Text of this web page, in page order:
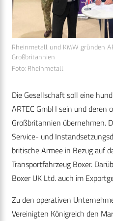
Rheinmetall und KMW gründen
Großbritannien
Foto: Rheinmetall
Die Gesellschaft soll eine
ARTEC GmbH sein und deren
Großbritannien übernehmen.
Service- und
britische Armee in Bezug auf
Transportfahrzeug Boxer.
Boxer UK Ltd. auch im
Zu den operativen
Vereinigten Königreich den